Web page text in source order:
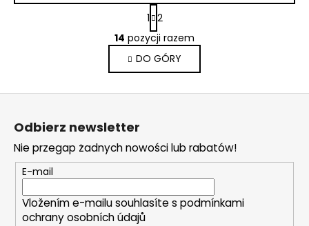
K
o
n
t
r
i
l
i
s
t
P
a
g
i
n
a
1 2
14 pozycji razem
DO GÓRY
S
Odbierz newsletter
Nie przegap żadnych nowości lub rabatów!
E-mail
Vložením e-mailu souhlasíte s podmínkami
ochrany osobních údajů